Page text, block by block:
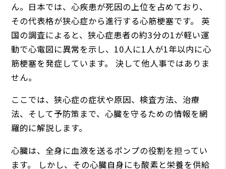
ん。日本では、心疾患が死因の上位を占めており、
その代表格が狭心症から進行する心筋梗塞です。 英
国の調査によると、狭心症患者の約3分の1が軽い運
動で心電図に異常を示し、10人に1人が1年以内に心
筋梗塞を発症しています。 決して他人事ではありま
せん。
ここでは、狭心症の症状や原因、検査方法、治療
法、そして予防策まで、心臓を守るための情報を網
羅的に解説します。
心臓は、全身に血液を送るポンプの役割を担ってい
ます。 しかし、その心臓自身にも酸素と栄養を供給